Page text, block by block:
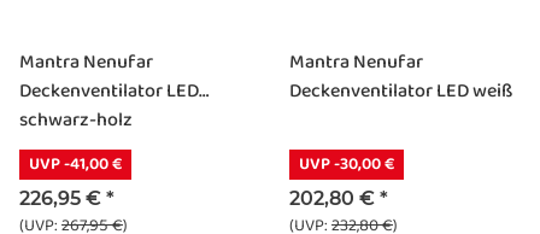
Mantra Nenufar
Deckenventilator LED
schwarz-holz
UVP -41,00 €
226,95 € *
(UVP:267,95 €)
Mantra Nenufar
Deckenventilator LED weiß
UVP -30,00 €
202,80 € *
(UVP:232,80 €)